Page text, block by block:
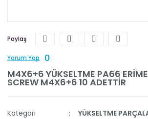
Paylaş
Yorum Yap
0
M4X6+6 YÜKSELTME PA66
SCREW M4X6+6 10 ADETTİR
Kategori
YÜKSELTME